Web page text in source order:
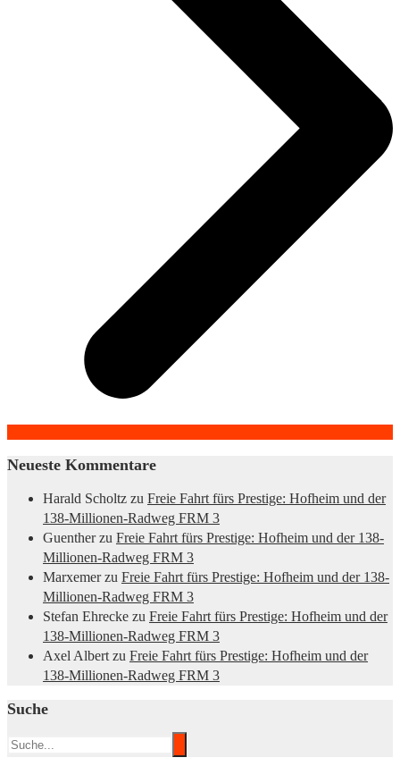
Neueste Kommentare
Harald Scholtz zu Freie Fahrt fürs Prestige: Hofheim und der
138-Millionen-Radweg FRM 3
Guentherzu Freie Fahrt fürs Prestige: Hofheim und der 138-
Millionen-Radweg FRM 3
Marxemerzu Freie Fahrt fürs Prestige: Hofheim und der 138-
Millionen-Radweg FRM 3
Stefan Ehrecke zu Freie Fahrt fürs Prestige: Hofheim und der
138-Millionen-Radweg FRM 3
Axel Albert zu Freie Fahrt fürs Prestige: Hofheim und der
138-Millionen-Radweg FRM 3
Suche